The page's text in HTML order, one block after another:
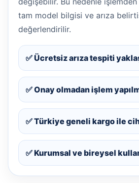
tam model bilgisi ve arıza
değerlendirilir.
✅ Ücretsiz arıza tespiti
✅ Onay olmadan işlem
✅ Türkiye geneli kargo ile
✅ Kurumsal ve bireysel